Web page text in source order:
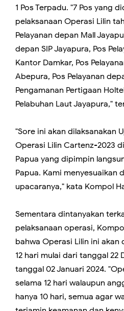
1 Pos Terpadu. "7 Pos yang
pelaksanaan Operasi Lilin
Pelayanan depan Mall
depan SIP Jayapura, Pos
Kantor Damkar, Pos
Abepura, Pos Pelayanan
Pengamanan Pertigaan
Pelabuhan Laut Jayapura,"
"Sore ini akan dilaksanakan
Operasi Lilin Cartenz-2023
Papua yang dipimpin
Papua. Kami menyesuaikan
upacaranya," kata Kompol
Sementara dintanyakan
pelaksanaan operasi,
bahwa Operasi Lilin ini akan
12 hari mulai dari tanggal 22
tanggal 02 Januari 2024.
selama 12 hari walaupun
hanya 10 hari, semua agar